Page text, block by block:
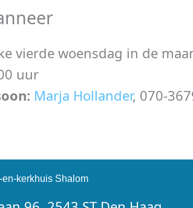
vierde woensdag in de
uur
Marja Hollander, 070-
kerkhuis Shalom